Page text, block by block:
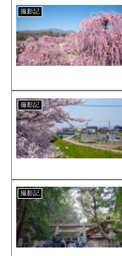
撮影記
撮影記
撮影記